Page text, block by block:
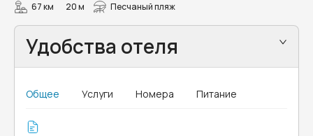
67 км 20 м Песчаный пляж
Удобства отеля
Общее Услуги Номера Питание